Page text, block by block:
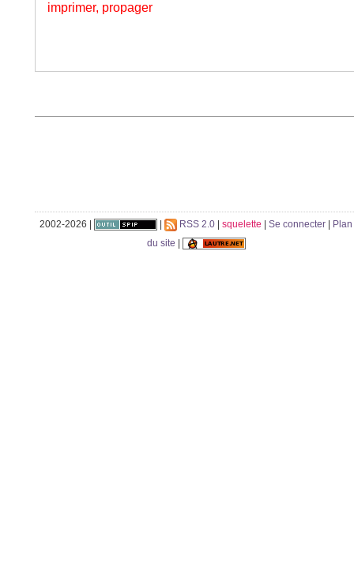
imprimer, propager
2002-2026 | RSS 2.0 squelette Se connecter
Plan
du site